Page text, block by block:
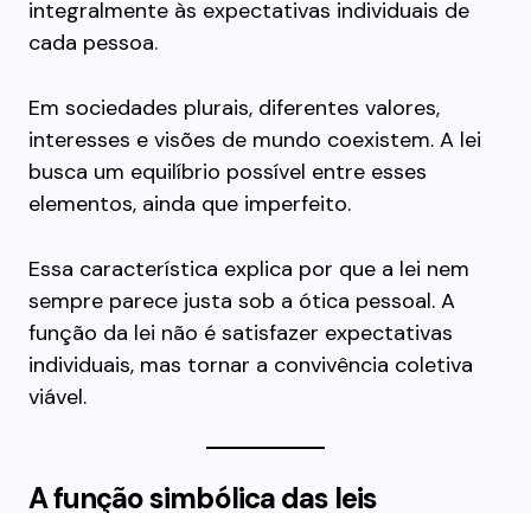
integralmente às expectativas individuais de
cada pessoa.
Em sociedades plurais, diferentes valores,
interesses e visões de mundo coexistem. A lei
busca um equilíbrio possível entre esses
elementos, ainda que imperfeito.
Essa característica explica por que a lei nem
sempre parece justa sob a ótica pessoal. A
função da lei não é satisfazer expectativas
individuais, mas tornar a convivência coletiva
viável.
A função simbólica das leis